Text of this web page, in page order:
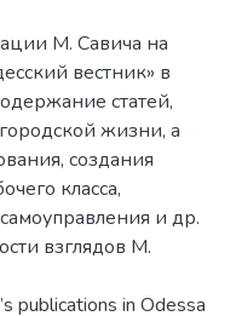
М. Савича на
вестник» в
статей,
жизни, а
создания
класса,
и др.
взглядов М.
publications in Odessa